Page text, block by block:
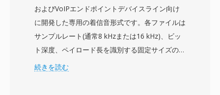
およびVoIPエンドポイントデバイスライン向け
に開発した専用の着信音形式です。各ファイルは
サンプルレート(通常8 kHzまたは16 kHz)、ビッ
ト深度、ペイロード長を識別する固定サイズのヘ
ッダーで始まり、デスクフォンに搭載された小型
続きを読む